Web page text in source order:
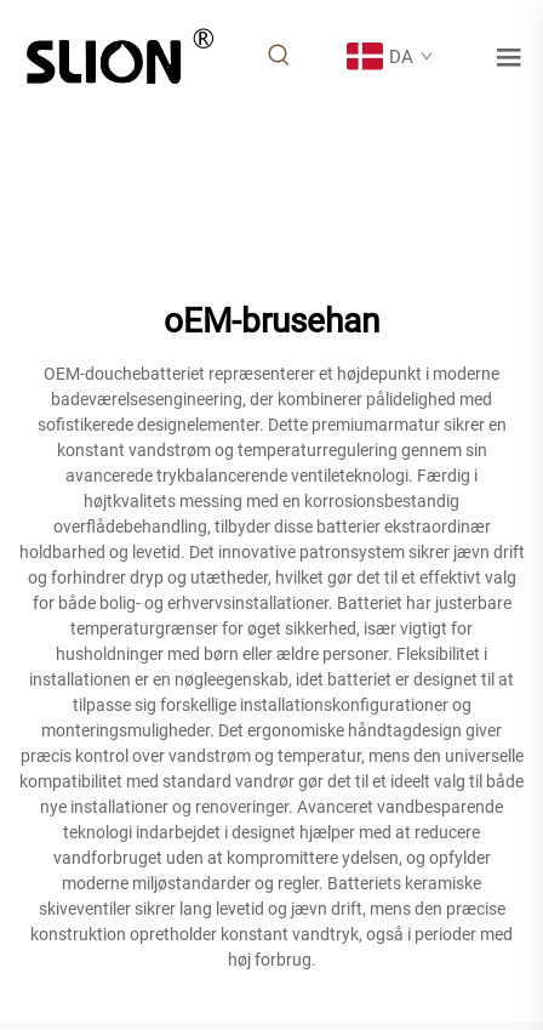
DA
oEM-brusehan
OEM-douchebatteriet repræsenterer et højdepunkt i moderne
badeværelsesengineering, der kombinerer pålidelighed med
sofistikerede designelementer. Dette premiumarmatur sikrer en
konstant vandstrøm og temperaturregulering gennem sin
avancerede trykbalancerende ventileteknologi. Færdig i
højtkvalitets messing med en korrosionsbestandig
overflådebehandling, tilbyder disse batterier ekstraordinær
holdbarhed og levetid. Det innovative patronsystem sikrer jævn drift
og forhindrer dryp og utætheder, hvilket gør det til et effektivt valg
for både bolig- og erhvervsinstallationer. Batteriet har justerbare
temperaturgrænser for øget sikkerhed, især vigtigt for
husholdninger med børn eller ældre personer. Fleksibilitet i
installationen er en nøgleegenskab, idet batteriet er designet til at
tilpasse sig forskellige installationskonfigurationer og
monteringsmuligheder. Det ergonomiske håndtagdesign giver
præcis kontrol over vandstrøm og temperatur, mens den universelle
kompatibilitet med standard vandrør gør det til et ideelt valg til både
nye installationer og renoveringer. Avanceret vandbesparende
teknologi indarbejdet i designet hjælper med at reducere
vandforbruget uden at kompromittere ydelsen, og opfylder
moderne miljøstandarder og regler. Batteriets keramiske
skiveventiler sikrer lang levetid og jævn drift, mens den præcise
konstruktion opretholder konstant vandtryk, også i perioder med
høj forbrug.